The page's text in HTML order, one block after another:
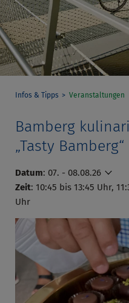
Infos & Tipps Veranstaltungen
Bamberg
„Tasty Bamberg“
Datum: 07. - 08.08.26
Zeit: 10:45 bis 13:45 Uhr,
Uhr